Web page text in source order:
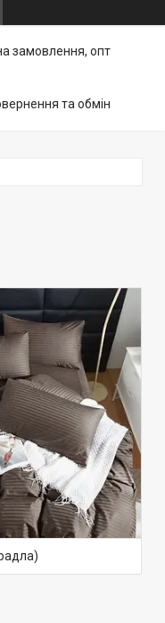
замовлення, опт
та обмін